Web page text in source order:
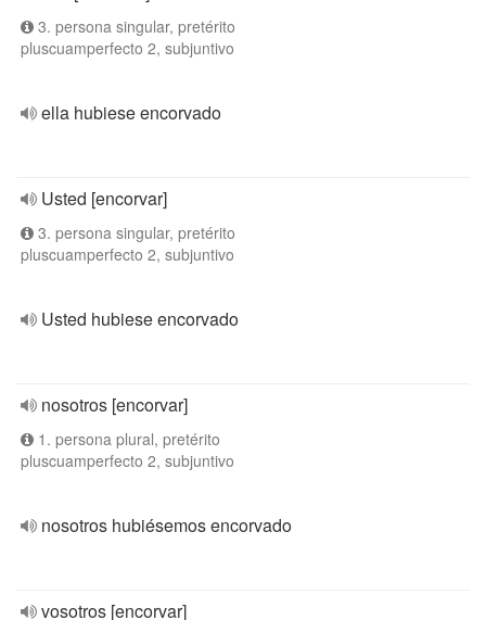
3. persona singular, pretérito
pluscuamperfecto 2, subjuntivo
ella hubiese encorvado
Usted [encorvar]
3. persona singular, pretérito
pluscuamperfecto 2, subjuntivo
Usted hubiese encorvado
nosotros [encorvar]
1. persona plural, pretérito
pluscuamperfecto 2, subjuntivo
nosotros hubiésemos encorvado
vosotros [encorvar]